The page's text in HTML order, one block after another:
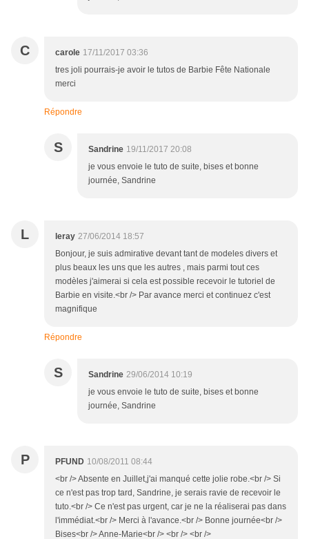
C carole 17/11/2017 03:36
tres joli pourrais-je avoir le tutos de Barbie Fête Nationale
merci
Répondre
S Sandrine 19/11/2017 20:08
je vous envoie le tuto de suite, bises et bonne
journée, Sandrine
L leray 27/06/2014 18:57
Bonjour, je suis admirative devant tant de modeles divers et
plus beaux les uns que les autres , mais parmi tout ces
modèles j'aimerai si cela est possible recevoir le tutoriel de
Barbie en visite.<br /> Par avance merci et continuez c'est
magnifique
Répondre
S Sandrine 29/06/2014 10:19
je vous envoie le tuto de suite, bises et bonne
journée, Sandrine
P PFUND 10/08/2011 08:44
<br /> Absente en Juillet,j'ai manqué cette jolie robe.<br /> Si
ce n'est pas trop tard, Sandrine, je serais ravie de recevoir le
tuto.<br /> Ce n'est pas urgent, car je ne la réaliserai pas dans
l'immédiat.<br /> Merci à l'avance.<br /> Bonne journée<br />
Bises<br /> Anne-Marie<br /> <br /> <br />